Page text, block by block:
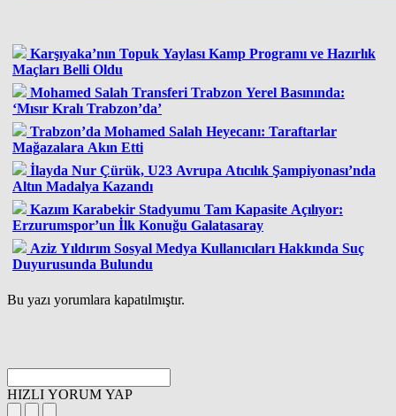
Karşıyaka’nın Topuk Yaylası Kamp Programı ve Hazırlık
Maçları Belli Oldu
Mohamed Salah Transferi Trabzon Yerel Basınında:
‘Mısır Kralı Trabzon’da’
Trabzon’da Mohamed Salah Heyecanı: Taraftarlar
Mağazalara Akın Etti
İlayda Nur Çürük, U23 Avrupa Atıcılık Şampiyonası’nda
Altın Madalya Kazandı
Kazım Karabekir Stadyumu Tam Kapasite Açılıyor:
Erzurumspor’un İlk Konuğu Galatasaray
Aziz Yıldırım Sosyal Medya Kullanıcıları Hakkında Suç
Duyurusunda Bulundu
Bu yazı yorumlara kapatılmıştır.
HIZLI YORUM YAP